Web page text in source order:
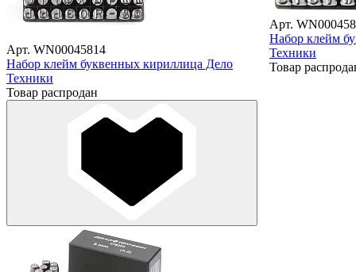
Арт. WN00045814
Набор клейм буквенных кириллица Дело
Техники
Товар распродан
Арт.
Набор клейм
Техники
Товар